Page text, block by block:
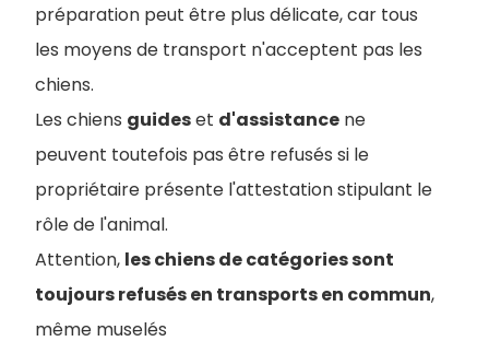
préparation peut être plus délicate, car tous
les moyens de transport n'acceptent pas les
chiens.
Les chiens guideset d'assistance ne
peuvent toutefois pas être refusés si le
propriétaire présente l'attestation stipulant le
rôle de l'animal.
Attention, les chiens de catégories sont
toujours refusés en transports en commun,
même muselés